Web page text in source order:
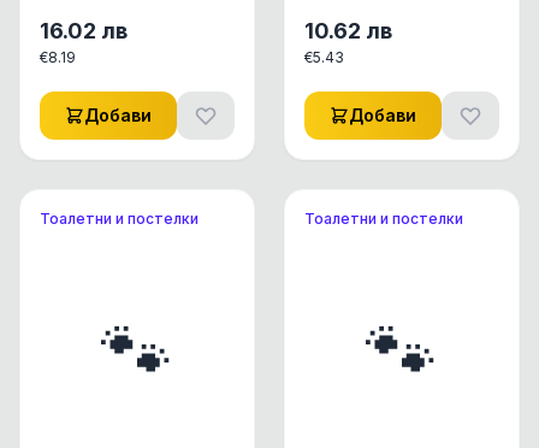
КОТЕ КУПИЧКИ/WC
СЪДОВЕ 1бр.
16.02 лв
€8.19
Добави
КОТЕ КУПИЧКИ/WC
СЪДОВЕ 1бр.
10.62 лв
€5.43
Добави
Тоалетни и постелки
🐾
Тоалетни и постелки
🐾